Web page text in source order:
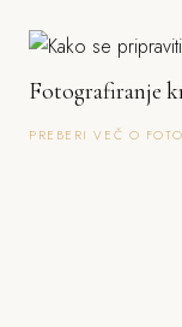
Fotografiranje
PREBERI VEČ O